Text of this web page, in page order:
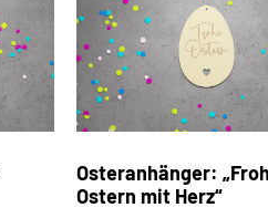
Osteranhänger:
Ostern mit Herz“